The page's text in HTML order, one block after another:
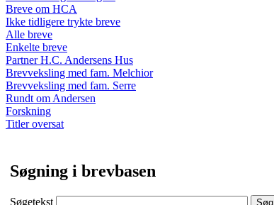
Breve om HCA
Ikke tidligere trykte breve
Alle breve
Enkelte breve
Partner H.C. Andersens Hus
Brevveksling med fam. Melchior
Brevveksling med fam. Serre
Rundt om Andersen
Forskning
Titler oversat
Søgning i brevbasen
Søgetekst